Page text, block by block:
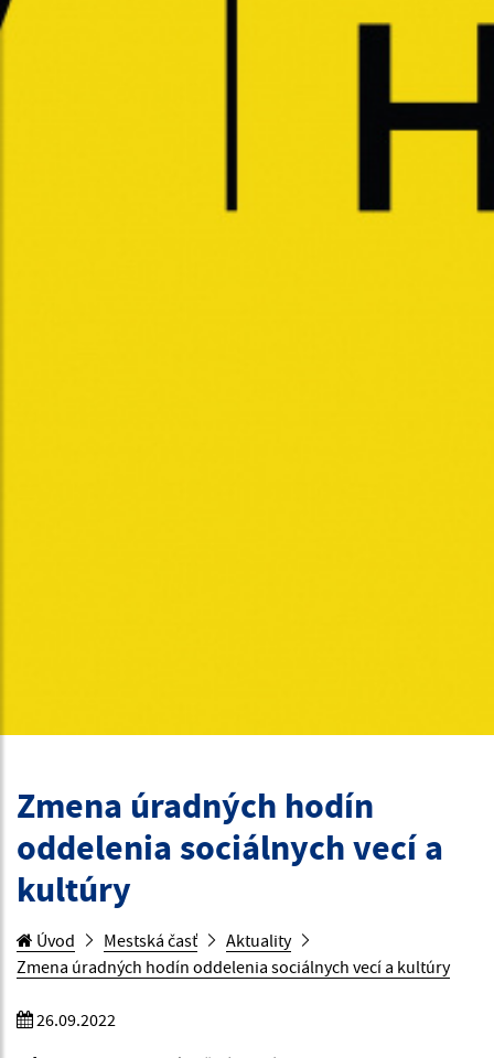
Zmena úradných hodín
oddelenia sociálnych vecí a
kultúry
Úvod Mestská časť
Aktuality
Zmena úradných hodín oddelenia sociálnych vecí a kultúry
26.09.2022